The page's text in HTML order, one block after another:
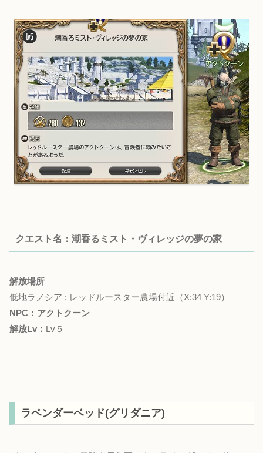
クエスト名：潮香るミスト・ヴィレッジの夢の家
解放場所
低地ラノシア : レッドルースター農場付近（X:34 Y:19）
NPC：アクトクーン
解放Lv： Lv５
ラベンダーベッド(グリダニア)